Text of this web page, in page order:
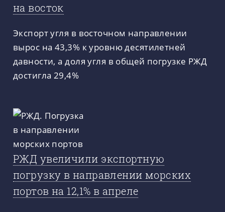
на восток
Экспорт угля в восточном направлении
вырос на 43,3% к уровню десятилетней
давности, а доля угля в общей погрузке РЖД
достигла 29,4%
РЖД увеличили экспортную
погрузку в направлении морских
портов на 12,1% в апреле